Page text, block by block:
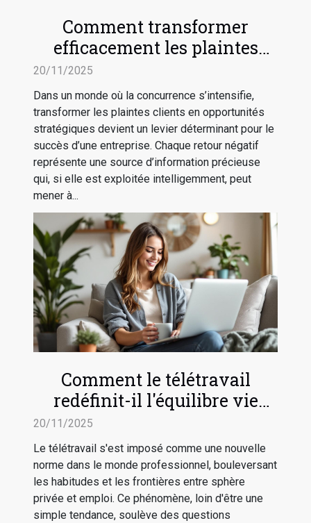
Comment transformer
efficacement les plaintes
clients en avancées
stratégiques ?
20/11/2025
Dans un monde où la concurrence s’intensifie,
transformer les plaintes clients en opportunités
stratégiques devient un levier déterminant pour le
succès d’une entreprise. Chaque retour négatif
représente une source d’information précieuse
qui, si elle est exploitée intelligemment, peut
mener à...
Comment le télétravail
redéfinit-il l'équilibre vie
professionnelle-vie privée ?
20/11/2025
Le télétravail s'est imposé comme une nouvelle
norme dans le monde professionnel, bouleversant
les habitudes et les frontières entre sphère
privée et emploi. Ce phénomène, loin d'être une
simple tendance, soulève des questions